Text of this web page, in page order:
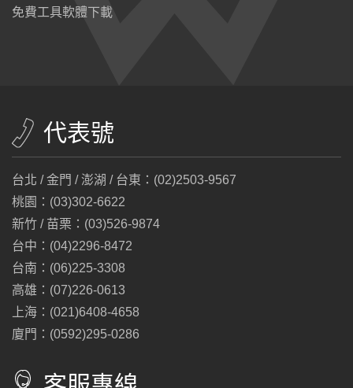
免費工具軟體下載
代表號
台北 / 金門 / 澎湖 / 台東：(02)2503-9567
桃園：(03)302-6622
新竹 / 苗栗：(03)526-9874
台中：(04)2296-8472
台南：(06)225-3308
高雄：(07)226-0613
上海：(021)6408-4658
廈門：(0592)295-0286